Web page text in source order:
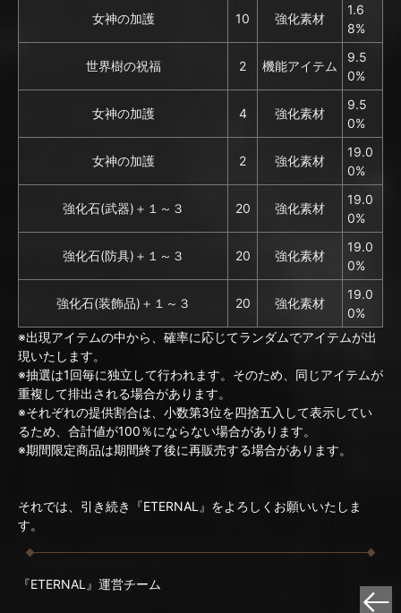
女神の加護 10 強化素材
1.6
8%
世界樹の祝福 2 機能アイテム
9.5
0%
女神の加護 4 強化素材
9.5
0%
女神の加護 2 強化素材
19.0
0%
強化石(武器)＋１～３ 20 強化素材
19.0
0%
強化石(防具)＋１～３ 20 強化素材
19.0
0%
強化石(装飾品)＋１～３ 20 強化素材
19.0
0%
※出現アイテムの中から、確率に応じてランダムでアイテムが出
現いたします。
※抽選は1回毎に独立して行われます。そのため、同じアイテムが
重複して排出される場合があります。
※それぞれの提供割合は、小数第3位を四捨五入して表示してい
るため、合計値が100％にならない場合があります。
※期間限定商品は期間終了後に再販売する場合があります。
それでは、引き続き『ETERNAL』をよろしくお願いいたしま
す。
『ETERNAL』運営チーム